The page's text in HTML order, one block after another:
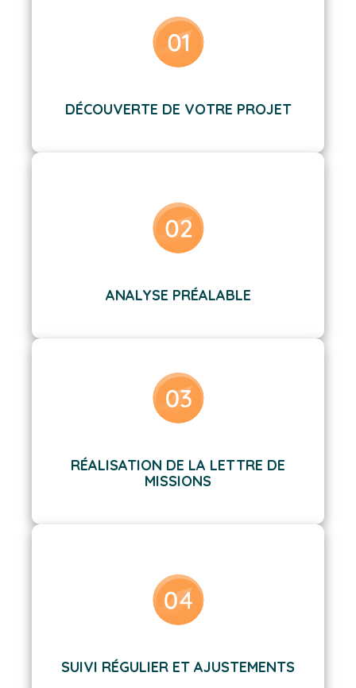
DÉCOUVERTE DE VOTRE PROJET
ANALYSE PRÉALABLE
RÉALISATION DE LA LETTRE DE
MISSIONS
SUIVI RÉGULIER ET AJUSTEMENTS